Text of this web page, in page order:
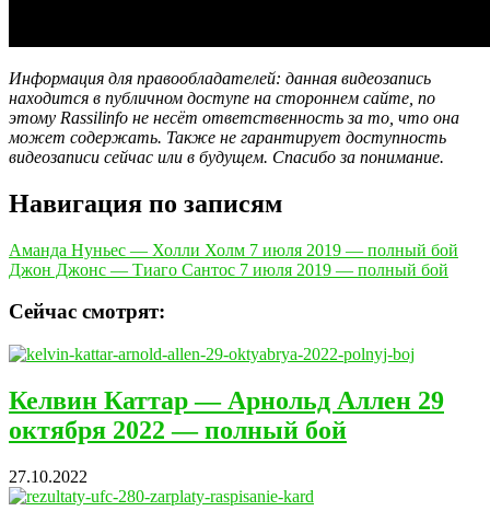
Информация для правообладателей: данная видеозапись
находится в публичном доступе на стороннем сайте, по
этому Rassilinfo не несёт ответственность за то, что она
может содержать. Также не гарантирует доступность
видеозаписи сейчас или в будущем. Спасибо за понимание.
Навигация по записям
Аманда Нуньес — Холли Холм 7 июля 2019 — полный бой
Джон Джонс — Тиаго Сантос 7 июля 2019 — полный бой
Сейчас смотрят:
Келвин Каттар — Арнольд Аллен 29
октября 2022 — полный бой
27.10.2022